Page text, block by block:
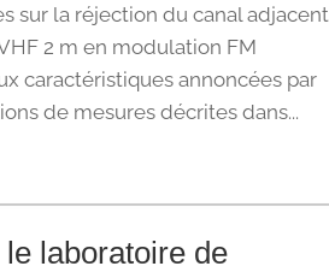
sur la réjection du canal adjacent
2 m en modulation FM
caractéristiques annoncées par
de mesures décrites dans...
laboratoire de